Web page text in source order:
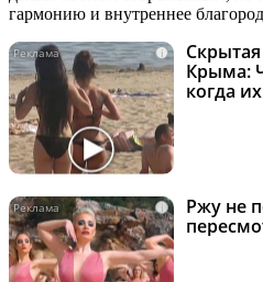
гармонию и внутреннее
i
Крыма:
когда
i
Ржу не